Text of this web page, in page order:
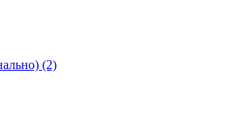
(2)